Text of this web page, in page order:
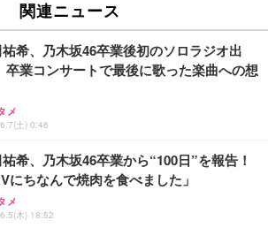
遅延なし
to 3.5mm イヤホンジャック 変換 MFi認
イレゾ音質】 内蔵DAC 遅延なし 48ビット/9
音量調節対応
音質】iphone イヤホンジャック ライトニン
ホン 変換 MFI認証 4極 内蔵DAC 遅延なし 音
/音楽
品】27"ゲーミングモニター DualSense 充電
付き（CFI-ZDM1J）
備済み品】Dell E2724HS 27インチ 液晶モニタ
HD（1920×1080）VA 非光沢 HDMI/DisplayP
スピーカー内蔵 高さ調整 スイベル VESA対
】8コア16スレッド 最大4.5GHz Win11 Pro 小
2.5G有線LAN Wi-Fi 6E BT5.2 8K3画面同時出
DP1.4/USB-C M.2 SSD 16TB拡張対応
クト 静音ミニPC ゲーミングPC
pc 最新第12世代 N95 省電力 N97より高速】B
ミニpc mini pc N95 4C/4T 15W 最大3.4GHz 1
SSD 小型PC 8TB拡張M.2_N
HDMI2.1/2画面出力 4K@60Hz 小型パソ
ソコン B4Plus
ミニPC G11初登場 AMD Ryzen Embedde
搭載 16GB DDR4＋256GB SSD動作より安
3.7GHz｜4K×3画面出力・2.5GLAN HDMI 2.
関連ニュース
希、乃木坂46卒業後初のソロラジオ出
卒業コンサートで最後に歌った楽曲への想
メ
土) 0:46
希、乃木坂46卒業から“100日”を報告！
にちなんで焼肉を食べました」
メ
木) 18:52